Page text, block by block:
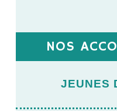
NOS
JEUNES